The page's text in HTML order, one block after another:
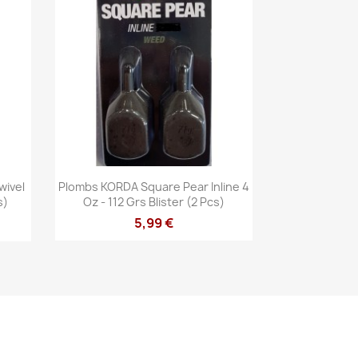
Vista rápida
Plombs KORDA Square Pear Inline 4
Oz - 112 Grs Blister (2 Pcs)
5,99 €